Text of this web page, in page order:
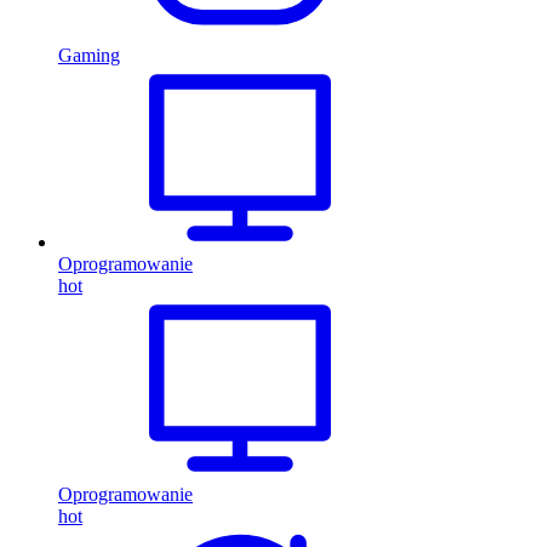
Gaming
Oprogramowanie
hot
Oprogramowanie
hot